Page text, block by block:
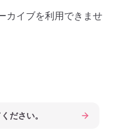
カイブを利用できませ
ださい。